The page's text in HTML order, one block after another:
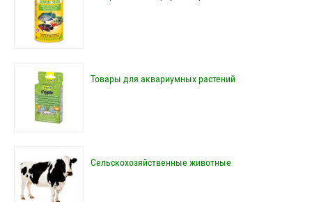
Товары для аквариумных растений
Сельскохозяйственные животные